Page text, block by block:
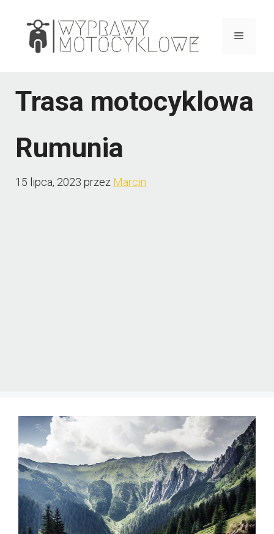
Menu
Trasa motocyklowa
Rumunia
15 lipca, 2023 przez Marcin